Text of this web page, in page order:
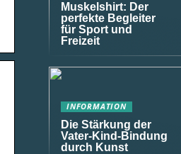
Muskelshirt: Der
perfekte Begleiter
für Sport und
Freizeit
INFORMATION
Die Stärkung der
Vater-Kind-Bindung
durch Kunst